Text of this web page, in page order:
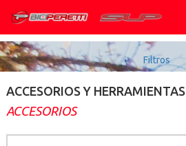
Filtros
ACCESORIOS Y HERRAMIENTAS
ACCESORIOS